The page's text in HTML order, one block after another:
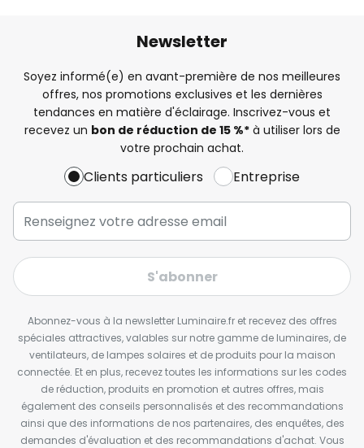
Newsletter
Soyez informé(e) en avant-première de nos meilleures
offres, nos promotions exclusives et les dernières
tendances en matière d'éclairage. Inscrivez-vous et
recevez un bon de réduction de 15 %*à utiliser lors de
votre prochain achat.
Clients particuliers Entreprise
S'abonner
Abonnez-vous à la newsletter Luminaire.fr et recevez des offres
spéciales attractives, valables sur notre gamme de luminaires, de
ventilateurs, de lampes solaires et de produits pour la maison
connectée. Et en plus, recevez toutes les informations sur les codes
de réduction, produits en promotion et autres offres, mais
également des conseils personnalisés et des recommandations
ainsi que des informations de nos partenaires, des enquêtes, des
demandes d'évaluation et des recommandations d'achat. Vous